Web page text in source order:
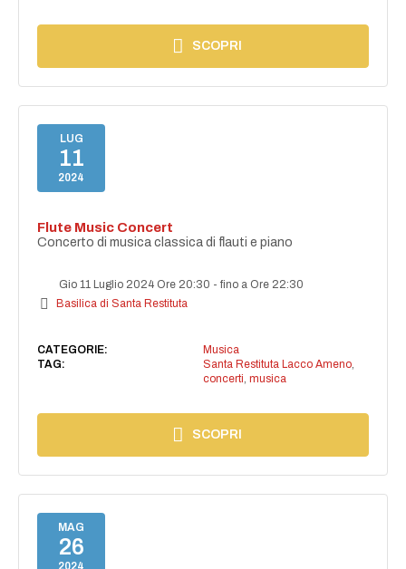
SCOPRI
LUG
11
2024
Flute Music Concert
Concerto di musica classica di flauti e piano
Gio 11 Luglio 2024 Ore 20:30 -fino a Ore 22:30
Basilica di Santa Restituta
CATEGORIE:
Musica
TAG:
Santa Restituta Lacco Ameno,
concerti, musica
SCOPRI
MAG
26
2024